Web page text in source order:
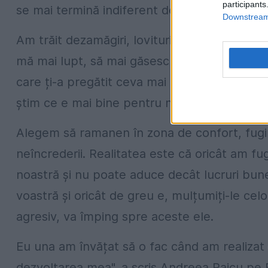
se mai termină indiferent de cât efort am
Am trăit dezamăgiri, lovituri, pierderi care
mă mai lupt, să mai găsesc soluții, iar acela
care ți-a pregătit ceva mai bun și mai
știm ce e mai bine pentru noi și tot de
Alegem să ramanen în zona de confort,
neîncrederii. Realitatea este că oricât am
noastră și nu poate aduce decât lucruri
voastră și oricât de greu e, mulțumiți-le
agresiv, va împing spre aceste ele.
Eu una am învățat să o fac când am